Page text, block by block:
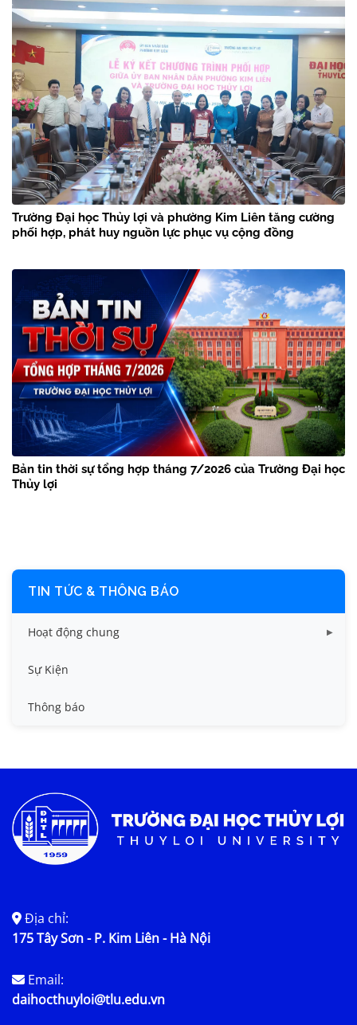
Trường Đại học Thủy lợi và phường Kim Liên tăng cường
phối hợp, phát huy nguồn lực phục vụ cộng đồng
Bản tin thời sự tổng hợp tháng 7/2026 của Trường Đại học
Thủy lợi
TIN TỨC & THÔNG BÁO
Hoạt động chung
Tin công tác sinh viên
Tin đào tạo
Tin tức chung
Sự Kiện
Thông báo
Địa chỉ:
175 Tây Sơn - P. Kim Liên - Hà Nội
Email:
daihocthuyloi@tlu.edu.vn